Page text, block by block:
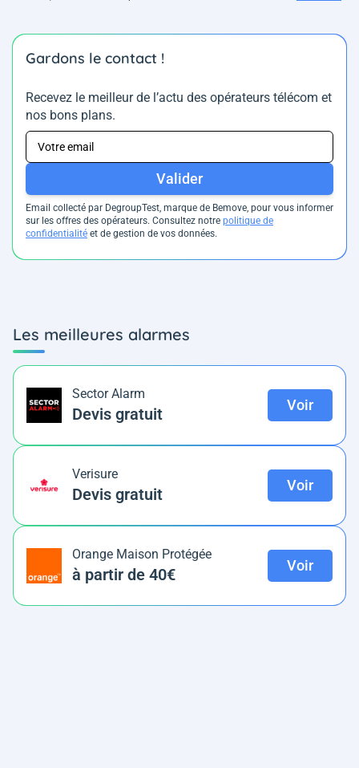
Gardons le contact !
Recevez le meilleur de l’actu des opérateurs télécom et
nos bons plans.
Valider
Email collecté par DegroupTest, marque de Bemove, pour vous informer
sur les offres des opérateurs. Consultez notre politique de
confidentialité et de gestion de vos données.
Les meilleures alarmes
Sector Alarm
Devis gratuit Voir
Verisure
Devis gratuit Voir
Orange Maison Protégée
à partir de 40€ Voir